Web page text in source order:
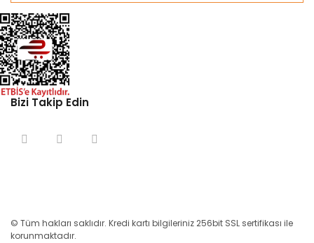
Bizi Takip Edin
© Tüm hakları saklıdır. Kredi kartı bilgileriniz 256bit SSL sertifikası ile
korunmaktadır.